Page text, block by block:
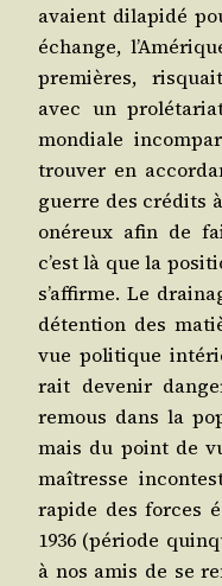
avaient dila­pi­dé
échange,
pre­mières,
avec un
mon­diale
trou­ver en
guerre des cré­dits
oné­reux afin de
c’est là que la
s’af­firme. Le
déten­tion des
vue poli­tique
rait deve­nir
remous dans la
mais du point de
maî­tresse
rapide des forces
1936 (période
à nos amis de se